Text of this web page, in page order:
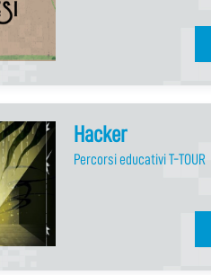
Hacker
Percorsi educativi T-TOUR